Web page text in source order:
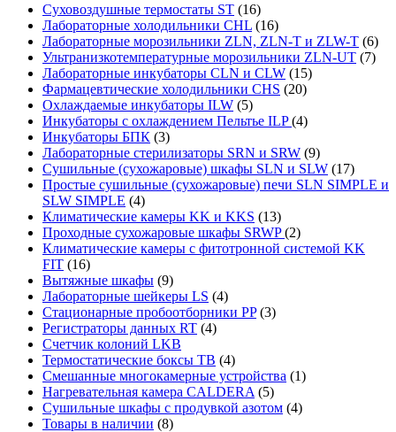
Суховоздушные термостаты ST (16)
Лабораторные холодильники CHL (16)
Лабораторные морозильники ZLN, ZLN-T и ZLW-T (6)
Ультранизкотемпературные морозильники ZLN-UT (7)
Лабораторные инкубаторы CLN и CLW (15)
Фармацевтические холодильники CHS (20)
Охлаждаемые инкубаторы ILW (5)
Инкубаторы с охлаждением Пельтье ILP(4)
Инкубаторы БПК (3)
Лабораторные стерилизаторы SRN и SRW (9)
Сушильные (сухожаровые) шкафы SLN и SLW (17)
Простые сушильные (сухожаровые) печи SLN SIMPLE и
SLW SIMPLE (4)
Климатические камеры KK и KKS (13)
Проходные сухожаровые шкафы SRWP(2)
Климатические камеры с фитотронной системой KK
FIT (16)
Вытяжные шкафы (9)
Лабораторные шейкеры LS (4)
Стационарные пробоотборники PP (3)
Регистраторы данных RT (4)
Счетчик колоний LKB
Термостатические боксы TB (4)
Смешанные многокамерные устройства (1)
Нагревательная камера CALDERA (5)
Сушильные шкафы с продувкой азотом (4)
Товары в наличии (8)